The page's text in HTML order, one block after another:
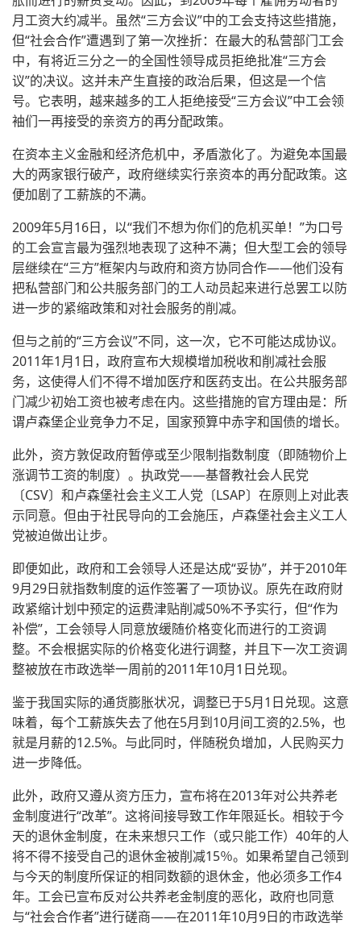
月工资大约减半。虽然“三方会议”中的工会支持这些措施，
但“社会合作”遭遇到了第一次挫折：在最大的私营部门工会
中，有将近三分之一的全国性领导成员拒绝批准“三方会
议”的决议。这并未产生直接的政治后果，但这是一个信
号。它表明，越来越多的工人拒绝接受“三方会议”中工会领
袖们一再接受的亲资方的再分配政策。
在资本主义金融和经济危机中，矛盾激化了。为避免本国最
大的两家银行破产，政府继续实行亲资本的再分配政策。这
便加剧了工薪族的不满。
2009年5月16日，以“我们不想为你们的危机买单！”为口号
的工会宣言最为强烈地表现了这种不满；但大型工会的领导
层继续在“三方”框架内与政府和资方协同合作——他们没有
把私营部门和公共服务部门的工人动员起来进行总罢工以防
进一步的紧缩政策和对社会服务的削减。
但与之前的“三方会议”不同，这一次，它不可能达成协议。
2011年1月1日，政府宣布大规模增加税收和削减社会服
务，这使得人们不得不增加医疗和医药支出。在公共服务部
门减少初始工资也被考虑在内。这些措施的官方理由是：所
谓卢森堡企业竞争力不足，国家预算中赤字和国债的增长。
此外，资方敦促政府暂停或至少限制指数制度（即随物价上
涨调节工资的制度）。执政党——基督教社会人民党
〔CSV〕和卢森堡社会主义工人党〔LSAP〕在原则上对此表
示同意。但由于社民导向的工会施压，卢森堡社会主义工人
党被迫做出让步。
即便如此，政府和工会领导人还是达成“妥协”，并于2010年
9月29日就指数制度的运作签署了一项协议。原先在政府财
政紧缩计划中预定的运费津贴削减50%不予实行，但“作为
补偿”，工会领导人同意放缓随价格变化而进行的工资调
整。不会根据实际的价格变化进行调整，并且下一次工资调
整被放在市政选举一周前的2011年10月1日兑现。
鉴于我国实际的通货膨胀状况，调整已于5月1日兑现。这意
味着，每个工薪族失去了他在5月到10月间工资的2.5%，也
就是月薪的12.5%。与此同时，伴随税负增加，人民购买力
进一步降低。
此外，政府又遵从资方压力，宣布将在2013年对公共养老
金制度进行“改革”。这将间接导致工作年限延长。相较于今
天的退休金制度，在未来想只工作（或只能工作）40年的人
将不得不接受自己的退休金被削减15％。如果希望自己领到
与今天的制度所保证的相同数额的退休金，他必须多工作4
年。工会已宣布反对公共养老金制度的恶化，政府也同意
与“社会合作者”进行磋商——在2011年10月9日的市政选举